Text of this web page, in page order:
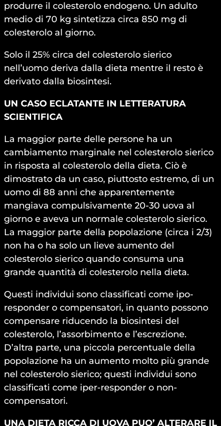
produrre il colesterolo endogeno. Un adulto
medio di 70 kg sintetizza circa 850 mg di
colesterolo al giorno.
Solo il 25% circa del colesterolo sierico
nell’uomo deriva dalla dieta mentre il resto è
derivato dalla biosintesi.
UN CASO ECLATANTE IN LETTERATURA
SCIENTIFICA
La maggior parte delle persone ha un
cambiamento marginale nel colesterolo sierico
in risposta al colesterolo della dieta. Ciò è
dimostrato da un caso, piuttosto estremo, di un
uomo di 88 anni che apparentemente
mangiava compulsivamente 20-30 uova al
giorno e aveva un normale colesterolo sierico.
La maggior parte della popolazione (circa i 2/3)
non ha o ha solo un lieve aumento del
colesterolo sierico quando consuma una
grande quantità di colesterolo nella dieta.
Questi individui sono classificati come ipo-
responder o compensatori, in quanto possono
compensare riducendo la biosintesi del
colesterolo, l’assorbimento e l’escrezione.
D’altra parte, una piccola percentuale della
popolazione ha un aumento molto più grande
nel colesterolo sierico; questi individui sono
classificati come iper-responder o non-
compensatori.
UNA DIETA RICCA DI UOVA PUO’ ALTERARE IL